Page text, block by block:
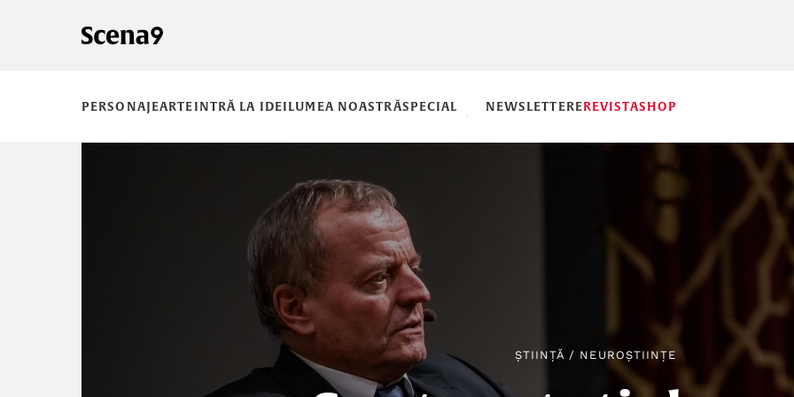
PERSONAJEARTEINTRĂ LA IDEILUMEA NOASTRĂSPECIAL NEWSLETTEREREVISTASHOP
ȘTIINȚĂ / NEUROȘTIINȚE